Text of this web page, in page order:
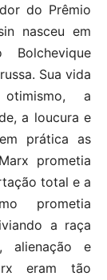
do Prêmio
nasceu em
Sua vida
a
a loucura e
prática as
prometia
total e a
prometia
a raça
alienação e
eram tão